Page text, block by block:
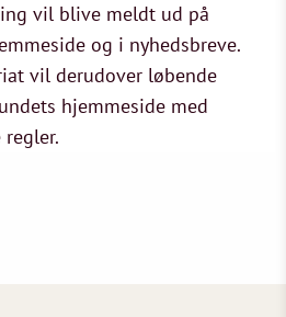
vil blive meldt ud på
og i nyhedsbreve.
vil derudover løbende
hjemmeside med